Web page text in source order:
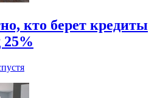
кто берет кредиты
25%